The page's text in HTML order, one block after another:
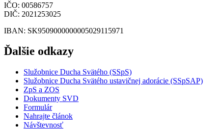
IČO: 00586757
DIČ: 2021253025
IBAN: SK9509000000005029115971
Ďalšie odkazy
Služobnice Ducha Svätého (SSpS)
Služobnice Ducha Svätého ustavičnej adorácie (SSpSAP)
ZpS a ZOS
Dokumenty SVD
Formulár
Nahrajte článok
Návštevnosť